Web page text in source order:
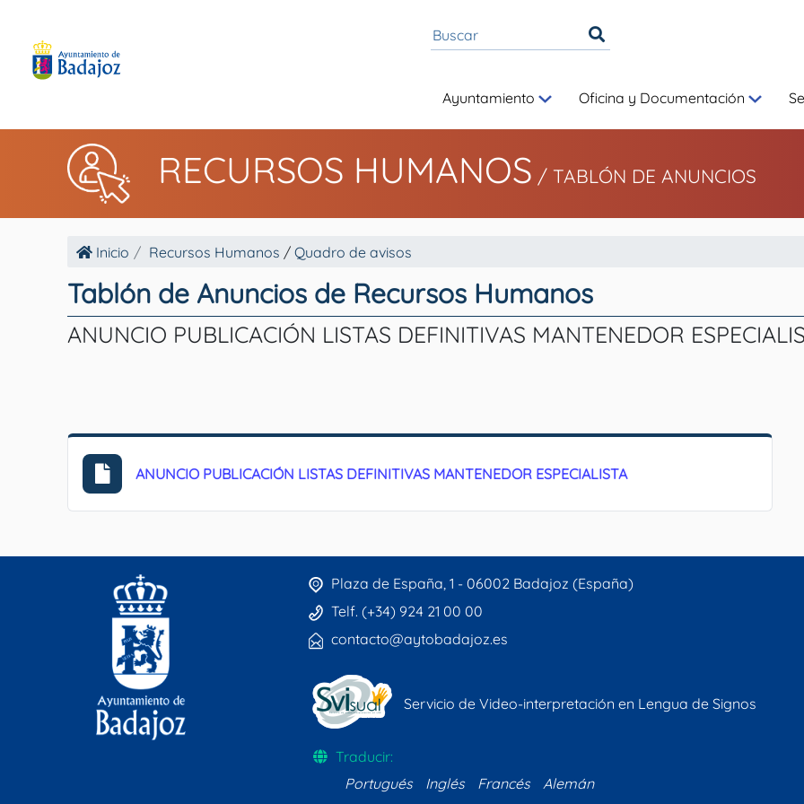
Ayuntamiento Oficina y Documentación
RECURSOS HUMANOS / TABLÓN DE ANUNCIOS
Inicio Recursos Humanos / Quadro de avisos
Tablón de Anuncios de Recursos Humanos
ANUNCIO PUBLICACIÓN LISTAS DEFINITIVAS MANTENEDOR
ANUNCIO PUBLICACIÓN LISTAS DEFINITIVAS MANTENEDOR ESPECIALISTA
Plaza de España, 1 - 06002 Badajoz (España)
Telf. (+34) 924 21 00 00
contacto@aytobadajoz.es
Servicio de Video-interpretación en Lengua de Signos
Traducir:
Portugués
Inglés Francés Alemán